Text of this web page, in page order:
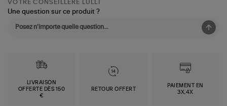
VOTRE CONSEILLÈRE LULLI
Une question sur ce produit ?
LIVRAISON
OFFERTE DÈS 150
€
RETOUR OFFERT
PAIEMENT EN
3X,4X